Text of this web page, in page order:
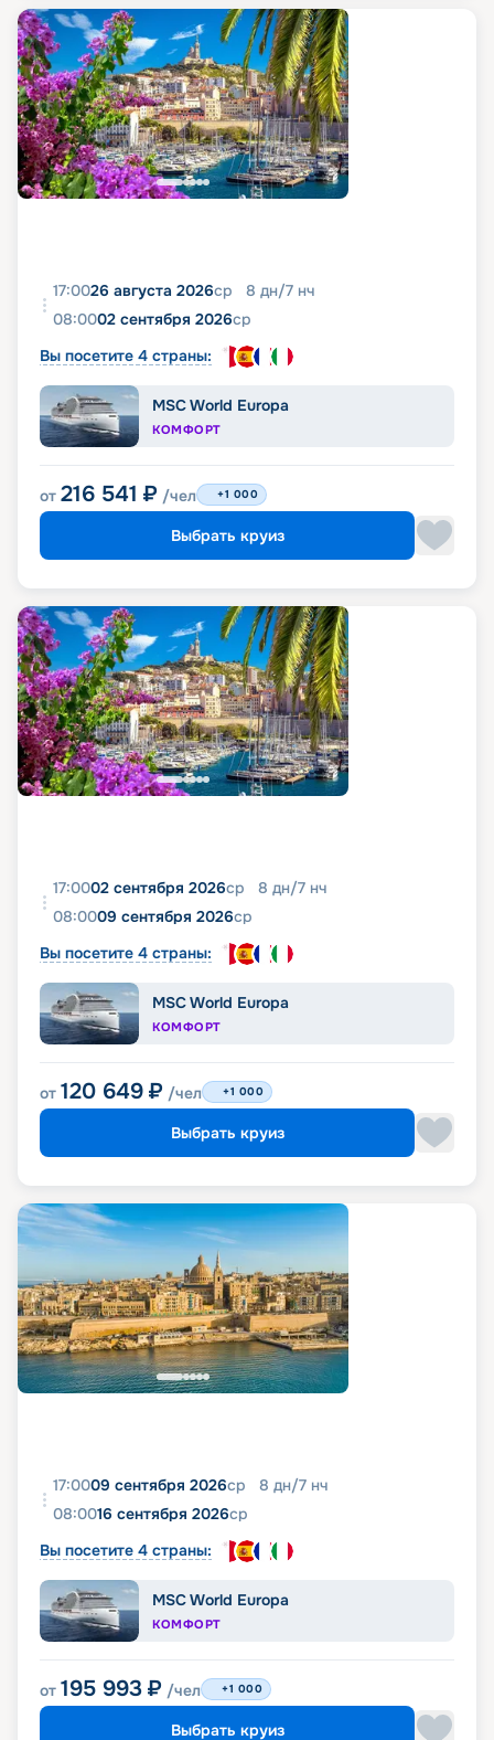
17:0026 августа 2026ср 8 дн/7 нч
08:0002 сентября 2026ср
Вы посетите 4 страны:
MSC World Europa
КОМФОРТ
от 216 541 ₽ /чел +1 000
Выбрать круиз
17:0002 сентября 2026ср 8 дн/7 нч
08:0009 сентября 2026ср
Вы посетите 4 страны:
MSC World Europa
КОМФОРТ
от 120 649 ₽ /чел +1 000
Выбрать круиз
17:0009 сентября 2026ср 8 дн/7 нч
08:0016 сентября 2026ср
Вы посетите 4 страны:
MSC World Europa
КОМФОРТ
от 195 993 ₽ /чел +1 000
Выбрать круиз